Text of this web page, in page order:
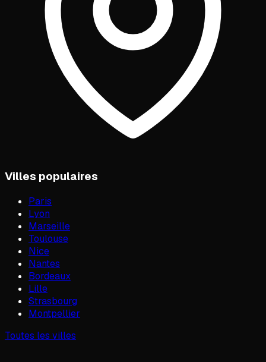
Villes populaires
Paris
Lyon
Marseille
Toulouse
Nice
Nantes
Bordeaux
Lille
Strasbourg
Montpellier
Toutes les villes